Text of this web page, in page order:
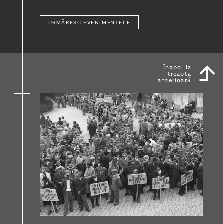
URMĂRESC EVENIMENTELE
Înapoi la
treapta
anterioară